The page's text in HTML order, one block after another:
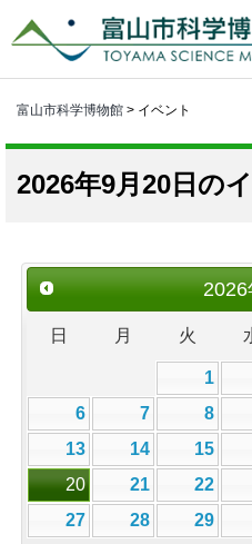
富山市科学博物館 > イベント
2026年9月20日の
2026
日 月 火
1
6
7 8
13
14 15
20
21 22
27
28 29